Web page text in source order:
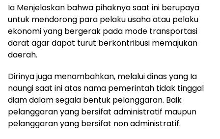
Ia Menjelaskan bahwa pihaknya saat ini berupaya
untuk mendorong para pelaku usaha atau pelaku
ekonomi yang bergerak pada mode transportasi
darat agar dapat turut berkontribusi memajukan
daerah.
Dirinya juga menambahkan, melalui dinas yang Ia
naungi saat ini atas nama pemerintah tidak tinggal
diam dalam segala bentuk pelanggaran. Baik
pelanggaran yang bersifat administratif maupun
pelanggaran yang bersifat non administratif.